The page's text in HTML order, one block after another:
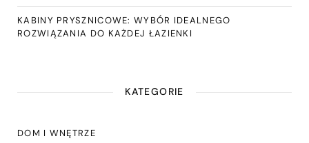
KABINY PRYSZNICOWE: WYBÓR IDEALNEGO
ROZWIĄZANIA DO KAŻDEJ ŁAZIENKI
KATEGORIE
DOM I WNĘTRZE